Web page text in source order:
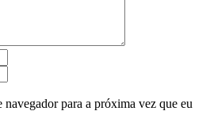
navegador para a próxima vez que eu